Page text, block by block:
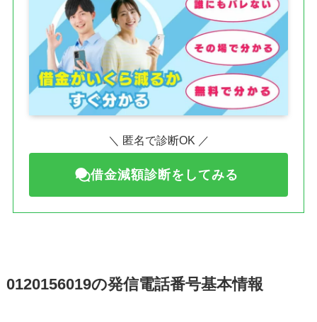
＼ 匿名で診断OK ／
借金減額診断をしてみる
0120156019の発信電話番号基本情報